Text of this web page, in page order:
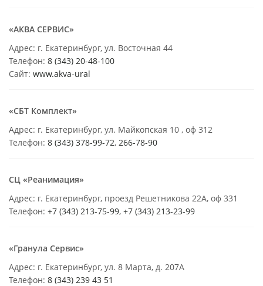
«АКВА СЕРВИС»
Адрес: г. Екатеринбург, ул. Восточная 44
Телефон: 8 (343) 20-48-100
Сайт: www.akva-ural
«СБТ Комплект»
Адрес: г. Екатеринбург, ул. Майкопская 10 , оф 312
Телефон: 8 (343) 378-99-72, 266-78-90
СЦ «Реанимация»
Адрес: г. Екатеринбург, проезд Решетникова 22А, оф 331
Телефон: +7 (343) 213-75-99, +7 (343) 213-23-99
«Гранула Сервис»
Адрес: г. Екатеринбург, ул. 8 Марта, д. 207А
Телефон: 8 (343) 239 43 51